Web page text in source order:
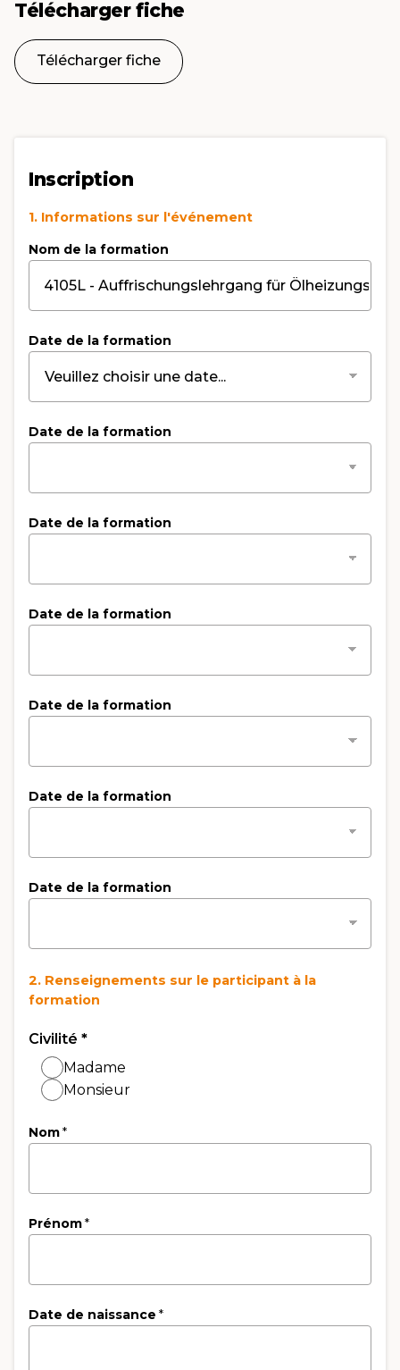
Télécharger fiche
Télécharger fiche
Inscription
1. Informations sur l'événement
Nom de la formation
Date de la formation
Date de la formation
Date de la formation
Date de la formation
Date de la formation
Date de la formation
Date de la formation
2. Renseignements sur le participant à la
formation
Civilité *
Madame
Monsieur
Nom*
Prénom*
Date de naissance *